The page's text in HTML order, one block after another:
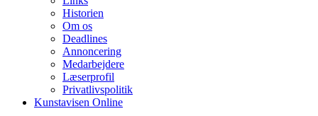
Historien
Om os
Deadlines
Annoncering
Medarbejdere
Læserprofil
Privatlivspolitik
Kunstavisen Online